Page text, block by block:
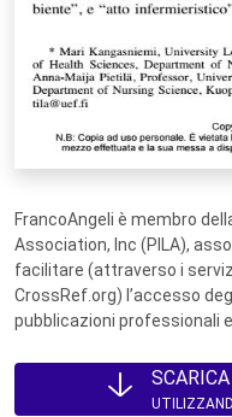
FrancoAngeli è membro
Association, Inc (PILA),
facilitare (attraverso i
CrossRef.org) l’accesso
pubblicazioni professionali